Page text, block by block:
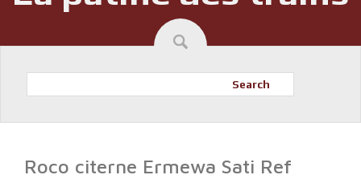
Search
Roco citerne Ermewa Sati Ref